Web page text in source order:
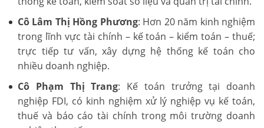
Cô Lâm Thị Hồng Phương: Hơn 20 năm kinh nghiệm
trong lĩnh vực tài chính – kế toán – kiểm toán – thuế;
trực tiếp tư vấn, xây dựng hệ thống kế toán cho
nhiều doanh nghiệp.
Cô Phạm Thị Trang: Kế toán trưởng tại doanh
nghiệp FDI, có kinh nghiệm xử lý nghiệp vụ kế toán,
thuế và báo cáo tài chính trong môi trường doanh